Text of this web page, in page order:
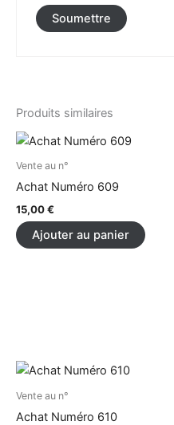
Produits similaires
Vente au n°
Achat Numéro 609
15,00€
Ajouter au panier
Vente au n°
Achat Numéro 610